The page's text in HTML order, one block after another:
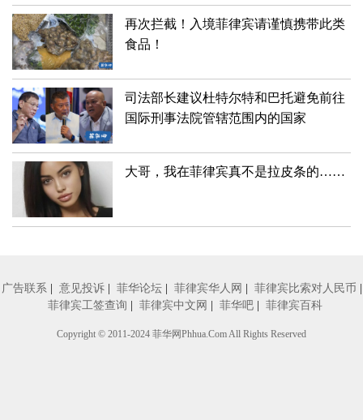
再次拦截！入境菲律宾请谨慎携带此类
食品！
司法部长建议杜特尔特和巴托避免前往
国际刑事法院管辖范围内的国家
大哥，我在菲律宾真不是拉皮条的……
广告联系 | 意见投诉 | 菲华论坛 | 菲律宾华人网 | 菲律宾比索对人民币 |
菲律宾工签查询 | 菲律宾中文网 | 菲华吧 | 菲律宾百科
Copyright © 2011-2024 菲华网Phhua.Com All Rights Reserved